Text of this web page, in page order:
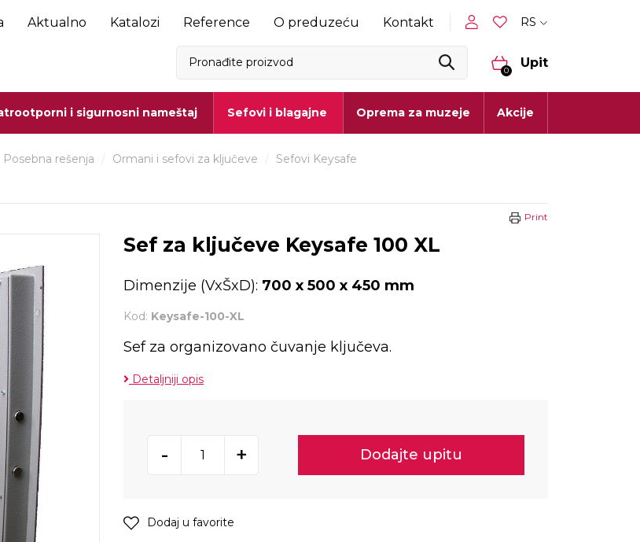
Aktualno Katalozi Reference O preduzeću Kontakt RS
0
Upit
i sigurnosni nameštaj Sefovi i blagajne Oprema za muzeje Akcije
Posebna rešenja Ormani i sefovi za ključeve
Sefovi Keysafe
Print
Sef za ključeve Keysafe 100 XL
Dimenzije (VxŠxD): 700 x 500 x 450 mm
Kod: Keysafe-100-XL
Sef za organizovano čuvanje ključeva.
Detaljniji opis
- + Dodajte upitu
Dodaj u favorite